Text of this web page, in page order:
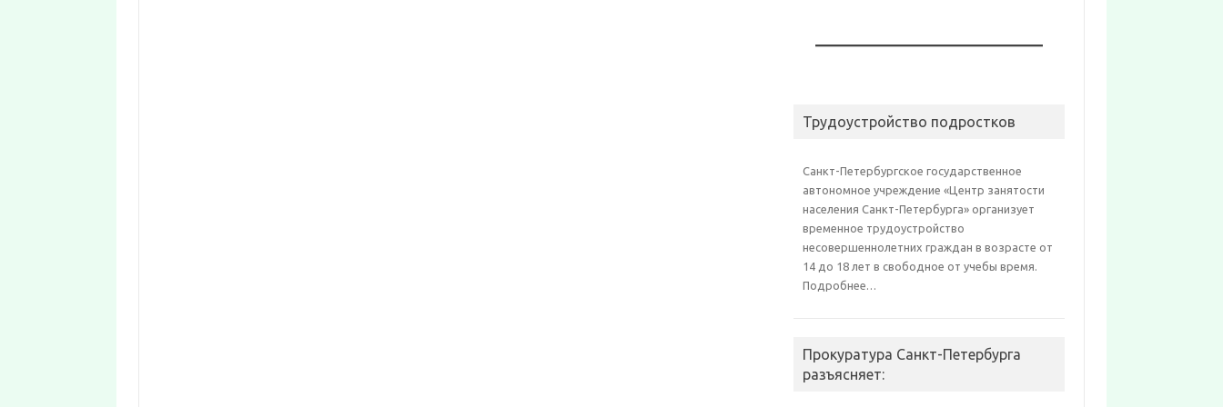
Трудоустройство подростков
Санкт-Петербургское государственное
автономное учреждение «Центр занятости
населения Санкт-Петербурга» организует
временное трудоустройство
несовершеннолетних граждан в возрасте от
14 до 18 лет в свободное от учебы время.
Подробнее…
Прокуратура Санкт-Петербурга
разъясняет: